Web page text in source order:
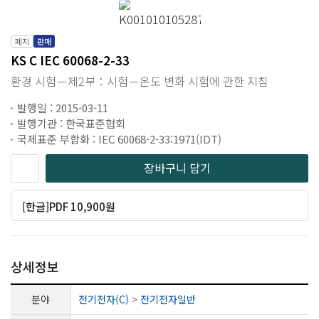
폐지 판매
KS C IEC 60068-2-33
환경 시험－제2부：시험－온도 변화 시험에 관한 지침
발행일 : 2015-03-11
발행기관 : 한국표준협회
국제표준 부합화 : IEC 60068-2-33:1971(IDT)
장바구니 담기
[한글]PDF 10,900원
상세정보
분야 전기전자(C) > 전기전자일반